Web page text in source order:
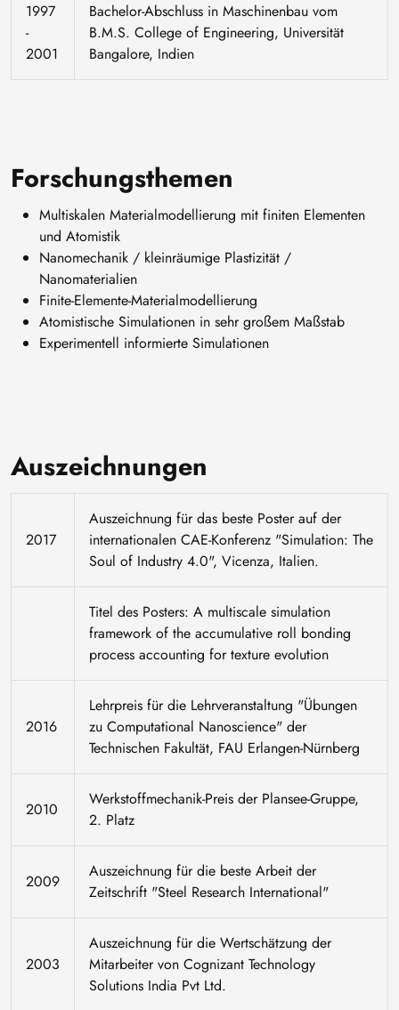
1997
-
2001
Bachelor-Abschluss in Maschinenbau vom
B.M.S. College of Engineering, Universität
Bangalore, Indien
Forschungsthemen
Multiskalen Materialmodellierung mit finiten Elementen
und Atomistik
Nanomechanik / kleinräumige Plastizität /
Nanomaterialien
Finite-Elemente-Materialmodellierung
Atomistische Simulationen in sehr großem Maßstab
Experimentell informierte Simulationen
Auszeichnungen
2017
Auszeichnung für das beste Poster auf der
internationalen CAE-Konferenz "Simulation: The
Soul of Industry 4.0", Vicenza, Italien.
Titel des Posters: A multiscale simulation
framework of the accumulative roll bonding
process accounting for texture evolution
2016
Lehrpreis für die Lehrveranstaltung "Übungen
zu Computational Nanoscience" der
Technischen Fakultät, FAU Erlangen-Nürnberg
2010
Werkstoffmechanik-Preis der Plansee-Gruppe,
2. Platz
2009
Auszeichnung für die beste Arbeit der
Zeitschrift "Steel Research International"
2003
Auszeichnung für die Wertschätzung der
Mitarbeiter von Cognizant Technology
Solutions India Pvt Ltd.